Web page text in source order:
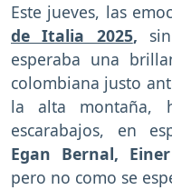
Este jueves, las
de Italia 2025,
esperaba una
colombiana justo
la alta montaña,
escarabajos, en
Egan Bernal,
pero no como se